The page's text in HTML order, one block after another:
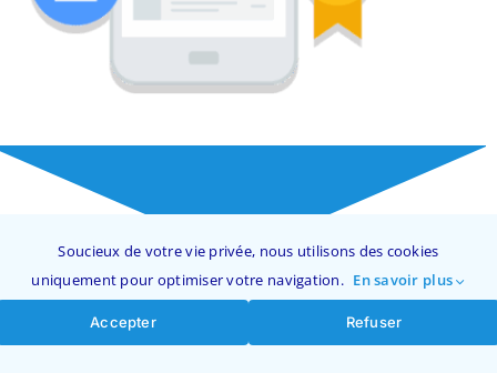
Soucieux de votre vie privée, nous utilisons des cookies
uniquement pour optimiser votre navigation. En savoir plus
Accepter Refuser